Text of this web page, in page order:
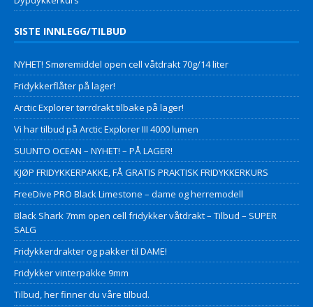
SISTE INNLEGG/TILBUD
NYHET! Smøremiddel open cell våtdrakt 70g/14 liter
Fridykkerflåter på lager!
Arctic Explorer tørrdrakt tilbake på lager!
Vi har tilbud på Arctic Explorer III 4000 lumen
SUUNTO OCEAN – NYHET! – PÅ LAGER!
KJØP FRIDYKKERPAKKE, FÅ GRATIS PRAKTISK FRIDYKKERKURS
FreeDive PRO Black Limestone – dame og herremodell
Black Shark 7mm open cell fridykker våtdrakt – Tilbud – SUPER
SALG
Fridykkerdrakter og pakker til DAME!
Fridykker vinterpakke 9mm
Tilbud, her finner du våre tilbud.